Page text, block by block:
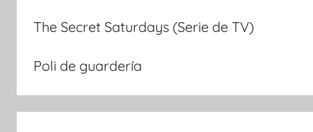
The Secret Saturdays (Serie de TV)
Poli de guardería